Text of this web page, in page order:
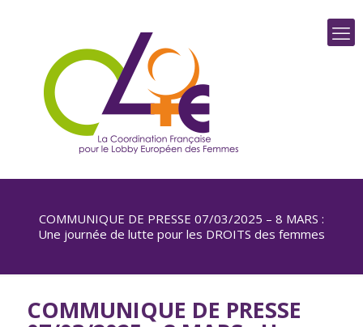
COMMUNIQUE DE PRESSE 07/03/2025 – 8 MARS :
Une journée de lutte pour les DROITS des femmes
COMMUNIQUE DE PRESSE